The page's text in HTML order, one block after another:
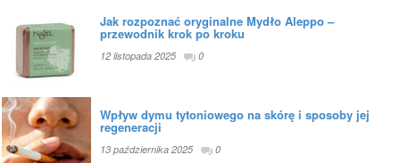
Jak rozpoznać oryginalne Mydło Aleppo –
przewodnik krok po kroku
12 listopada 2025 0
Wpływ dymu tytoniowego na skórę i sposoby jej
regeneracji
13 października 2025 0